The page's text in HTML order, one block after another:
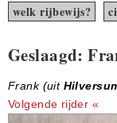
welk rijbewijs?
Geslaagd:
Frank (uit
Volgende rijder «